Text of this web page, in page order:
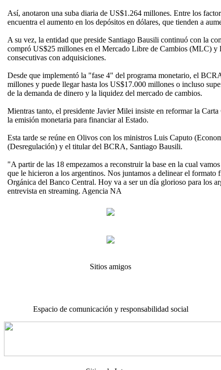
Así, anotaron una suba diaria de US$1.264 millones. Entre los
encuentra el aumento en los depósitos en dólares, que tienden a
A su vez, la entidad que preside Santiago Bausili continuó con la
compró US$25 millones en el Mercado Libre de Cambios (MLC) y
consecutivas con adquisiciones.
Desde que implementó la "fase 4" del programa monetario, el
millones y puede llegar hasta los US$17.000 millones o incluso
de la demanda de dinero y la liquidez del mercado de cambios.
Mientras tanto, el presidente Javier Milei insiste en reformar la
la emisión monetaria para financiar al Estado.
Esta tarde se reúne en Olivos con los ministros Luis Caputo
(Desregulación) y el titular del BCRA, Santiago Bausili.
"A partir de las 18 empezamos a reconstruir la base en la cual
que le hicieron a los argentinos. Nos juntamos a delinear el formato
Orgánica del Banco Central. Hoy va a ser un día glorioso para los
entrevista en streaming. Agencia NA
Sitios amigos
Espacio de comunicación y responsabilidad social